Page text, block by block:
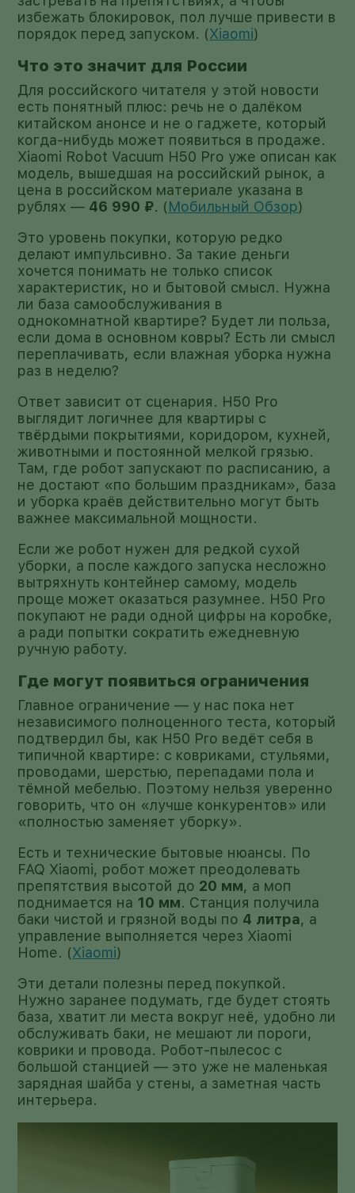
избежать блокировок, пол лучше привести в
порядок перед запуском. (Xiaomi)
Что это значит для России
Для российского читателя у этой новости
есть понятный плюс: речь не о далёком
китайском анонсе и не о гаджете, который
когда-нибудь может появиться в продаже.
Xiaomi Robot Vacuum H50 Pro уже описан как
модель, вышедшая на российский рынок, а
цена в российском материале указана в
рублях — 46 990 ₽. (Мобильный Обзор)
Это уровень покупки, которую редко
делают импульсивно. За такие деньги
хочется понимать не только список
характеристик, но и бытовой смысл. Нужна
ли база самообслуживания в
однокомнатной квартире? Будет ли польза,
если дома в основном ковры? Есть ли смысл
переплачивать, если влажная уборка нужна
раз в неделю?
Ответ зависит от сценария. H50 Pro
выглядит логичнее для квартиры с
твёрдыми покрытиями, коридором, кухней,
животными и постоянной мелкой грязью.
Там, где робот запускают по расписанию, а
не достают «по большим праздникам», база
и уборка краёв действительно могут быть
важнее максимальной мощности.
Если же робот нужен для редкой сухой
уборки, а после каждого запуска несложно
вытряхнуть контейнер самому, модель
проще может оказаться разумнее. H50 Pro
покупают не ради одной цифры на коробке,
а ради попытки сократить ежедневную
ручную работу.
Где могут появиться ограничения
Главное ограничение — у нас пока нет
независимого полноценного теста, который
подтвердил бы, как H50 Pro ведёт себя в
типичной квартире: с ковриками, стульями,
проводами, шерстью, перепадами пола и
тёмной мебелью. Поэтому нельзя уверенно
говорить, что он «лучше конкурентов» или
«полностью заменяет уборку».
Есть и технические бытовые нюансы. По
FAQ Xiaomi, робот может преодолевать
препятствия высотой до 20 мм, а моп
поднимается на 10 мм. Станция получила
баки чистой и грязной воды по 4 литра, а
управление выполняется через Xiaomi
Home. (Xiaomi)
Эти детали полезны перед покупкой.
Нужно заранее подумать, где будет стоять
база, хватит ли места вокруг неё, удобно ли
обслуживать баки, не мешают ли пороги,
коврики и провода. Робот-пылесос с
большой станцией — это уже не маленькая
зарядная шайба у стены, а заметная часть
интерьера.